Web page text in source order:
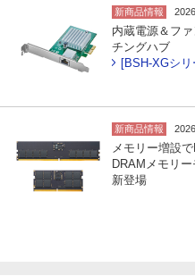
新商品情報
内蔵電源＆フ
チングハブ
[BSH-XGシリ
新商品情報
メモリー増設
DRAMメモリ
新登場